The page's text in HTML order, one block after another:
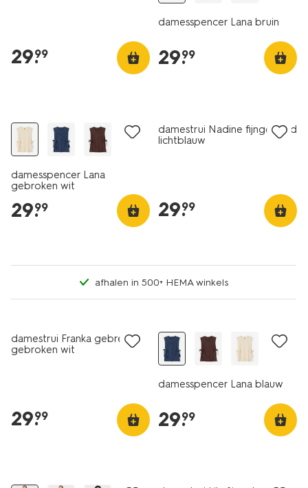
29.
99
damesspencer Lana bruin
29.
99
damesspencer Lana
gebroken wit
29.
99
damestrui Nadine fijngebreid
lichtblauw
29.
99
afhalen in 500+ HEMA winkels
damestrui Franka gebreid
gebroken wit
29.
99
damesspencer Lana blauw
29.
99